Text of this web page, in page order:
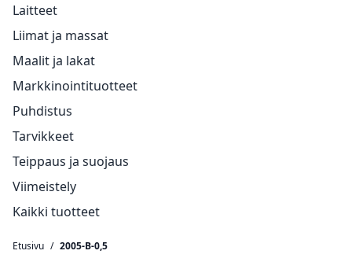
Laitteet
Liimat ja massat
Maalit ja lakat
Markkinointituotteet
Puhdistus
Tarvikkeet
Teippaus ja suojaus
Viimeistely
Kaikki tuotteet
Etusivu / 2005-B-0,5